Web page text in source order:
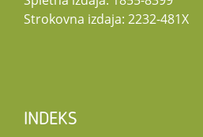
Strokovna izdaja: 2232-481X
INDEKS